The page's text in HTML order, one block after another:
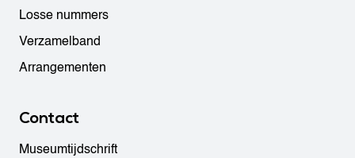
Losse nummers
Verzamelband
Arrangementen
Contact
Museumtijdschrift